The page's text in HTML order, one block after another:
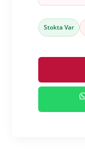
Stokta Var